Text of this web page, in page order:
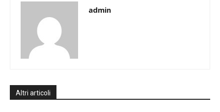
admin
Altri articoli